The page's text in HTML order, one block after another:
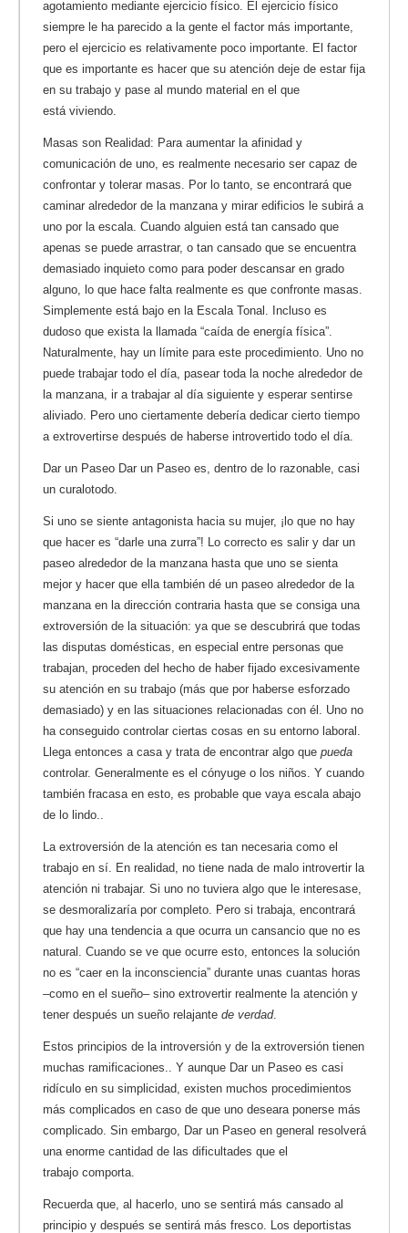
agotamiento mediante ejercicio físico. El ejercicio físico
siempre le ha parecido a la gente el factor más importante,
pero el ejercicio es relativamente poco importante. El factor
que es importante es hacer que su atención deje de estar fija
en su trabajo y pase al mundo material en el que
está viviendo.
Masas son Realidad: Para aumentar la afinidad y
comunicación de uno, es realmente necesario ser capaz de
confrontar y tolerar masas. Por lo tanto, se encontrará que
caminar alrededor de la manzana y mirar edificios le subirá a
uno por la escala. Cuando alguien está tan cansado que
apenas se puede arrastrar, o tan cansado que se encuentra
demasiado inquieto como para poder descansar en grado
alguno, lo que hace falta realmente es que confronte masas.
Simplemente está bajo en la Escala Tonal. Incluso es
dudoso que exista la llamada “caída de energía física”.
Naturalmente, hay un límite para este procedimiento. Uno no
puede trabajar todo el día, pasear toda la noche alrededor de
la manzana, ir a trabajar al día siguiente y esperar sentirse
aliviado. Pero uno ciertamente debería dedicar cierto tiempo
a extrovertirse después de haberse introvertido todo el día.
Dar un Paseo Dar un Paseo es, dentro de lo razonable, casi
un curalotodo.
Si uno se siente antagonista hacia su mujer, ¡lo que no hay
que hacer es “darle una zurra”! Lo correcto es salir y dar un
paseo alrededor de la manzana hasta que uno se sienta
mejor y hacer que ella también dé un paseo alrededor de la
manzana en la dirección contraria hasta que se consiga una
extroversión de la situación: ya que se descubrirá que todas
las disputas domésticas, en especial entre personas que
trabajan, proceden del hecho de haber fijado excesivamente
su atención en su trabajo (más que por haberse esforzado
demasiado) y en las situaciones relacionadas con él. Uno no
ha conseguido controlar ciertas cosas en su entorno laboral.
Llega entonces a casa y trata de encontrar algo que pueda
controlar. Generalmente es el cónyuge o los niños. Y cuando
también fracasa en esto, es probable que vaya escala abajo
de lo lindo..
La extroversión de la atención es tan necesaria como el
trabajo en sí. En realidad, no tiene nada de malo introvertir la
atención ni trabajar. Si uno no tuviera algo que le interesase,
se desmoralizaría por completo. Pero si trabaja, encontrará
que hay una tendencia a que ocurra un cansancio que no es
natural. Cuando se ve que ocurre esto, entonces la solución
no es “caer en la inconsciencia” durante unas cuantas horas
–como en el sueño– sino extrovertir realmente la atención y
tener después un sueño relajante de verdad.
Estos principios de la introversión y de la extroversión tienen
muchas ramificaciones.. Y aunque Dar un Paseo es casi
ridículo en su simplicidad, existen muchos procedimientos
más complicados en caso de que uno deseara ponerse más
complicado. Sin embargo, Dar un Paseo en general resolverá
una enorme cantidad de las dificultades que el
trabajo comporta.
Recuerda que, al hacerlo, uno se sentirá más cansado al
principio y después se sentirá más fresco. Los deportistas